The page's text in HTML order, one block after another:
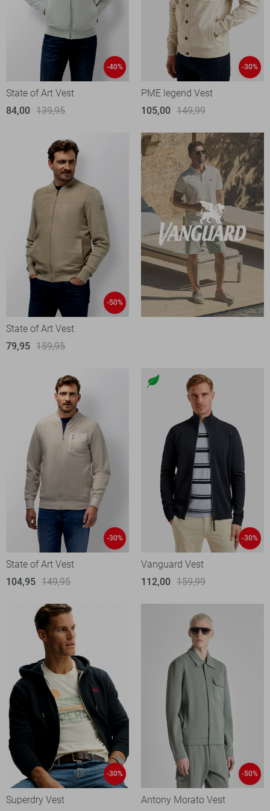
-40%
State of Art Vest
84,00 139,95
-30%
PME legend Vest
105,00 149,99
-50%
State of Art Vest
79,95 159,95
-30%
State of Art Vest
104,95 149,95
-30%
Vanguard Vest
112,00 159,99
-30%
Superdry Vest
-50%
Antony Morato Vest